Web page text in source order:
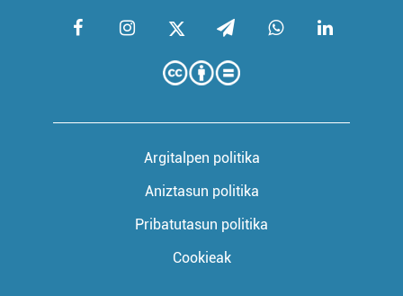
Argitalpen politika
Aniztasun politika
Pribatutasun politika
Cookieak